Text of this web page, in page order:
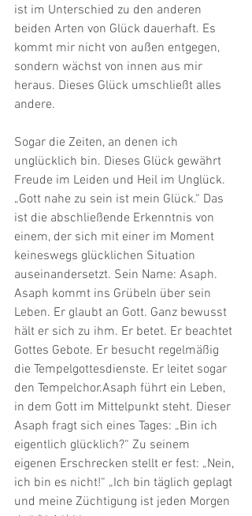
ist im Unterschied zu den anderen
beiden Arten von Glück dauerhaft. Es
kommt mir nicht von außen entgegen,
sondern wächst von innen aus mir
heraus. Dieses Glück umschließt alles
andere.
Sogar die Zeiten, an denen ich
unglücklich bin. Dieses Glück gewährt
Freude im Leiden und Heil im Unglück.
„Gott nahe zu sein ist mein Glück.“ Das
ist die abschließende Erkenntnis von
einem, der sich mit einer im Moment
keineswegs glücklichen Situation
auseinandersetzt. Sein Name: Asaph.
Asaph kommt ins Grübeln über sein
Leben. Er glaubt an Gott. Ganz bewusst
hält er sich zu ihm. Er betet. Er beachtet
Gottes Gebote. Er besucht regelmäßig
die Tempelgottesdienste. Er leitet sogar
den Tempelchor.Asaph führt ein Leben,
in dem Gott im Mittelpunkt steht. Dieser
Asaph fragt sich eines Tages: „Bin ich
eigentlich glücklich?“ Zu seinem
eigenen Erschrecken stellt er fest: „Nein,
ich bin es nicht!“ „Ich bin täglich geplagt
und meine Züchtigung ist jeden Morgen